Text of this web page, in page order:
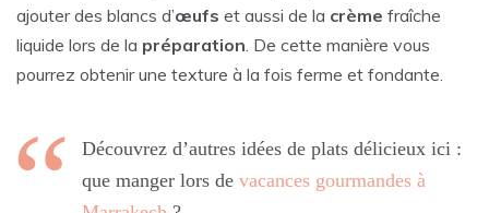
ajouter des blancs d’œufs et aussi de la crème fraîche
liquide lors de la préparation. De cette manière vous
pourrez obtenir une texture à la fois ferme et fondante.
Découvrez d’autres idées de plats délicieux ici :
que manger lors de vacances gourmandes à